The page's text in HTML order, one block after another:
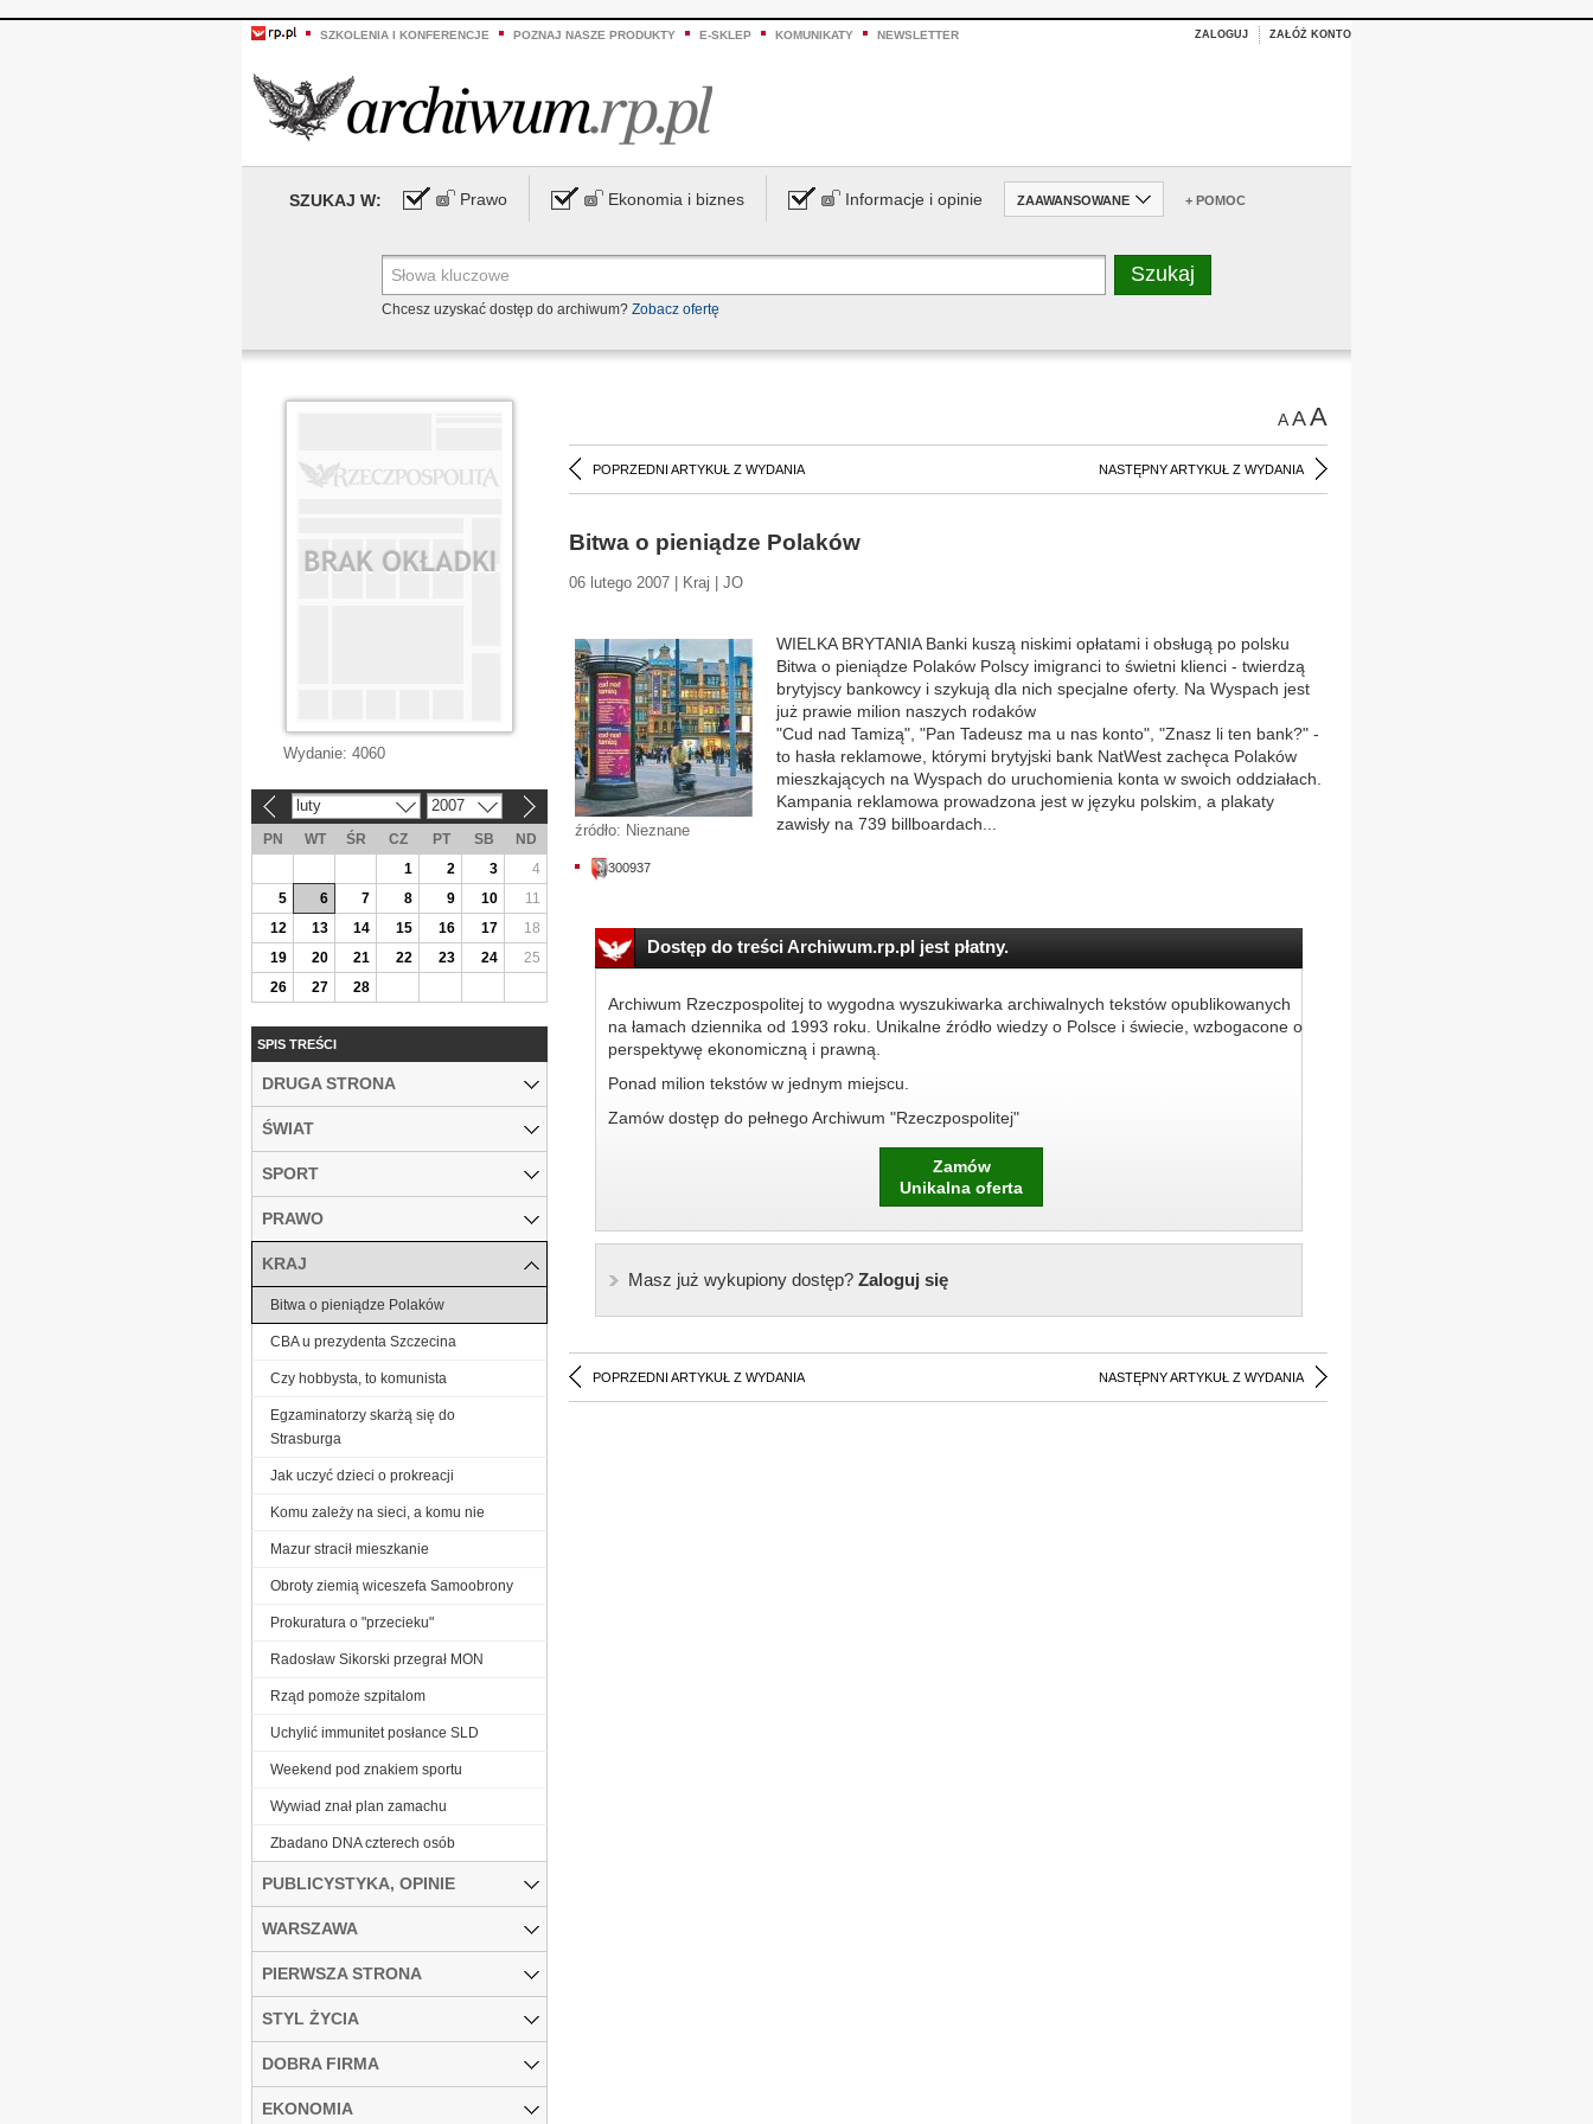
SZKOLENIA I KONFERENCJE POZNAJ NASZE PRODUKTY E-SKLEP KOMUNIKATY NEWSLETTER ZALOGUJ ZAŁÓŻ KONTO
SZUKAJ W: Prawo Ekonomia i biznes Informacje i opinie ZAAWANSOWANE + POMOC
Chcesz uzyskać dostęp do archiwum? Zobacz ofertę
AAA
POPRZEDNI ARTYKUŁ Z WYDANIA NASTĘPNY ARTYKUŁ Z WYDANIA
Bitwa o pieniądze Polaków
06 lutego 2007 | Kraj | JO
źródło: Nieznane
300937
WIELKA BRYTANIA Banki kuszą niskimi opłatami i obsługą po polsku
Bitwa o pieniądze Polaków Polscy imigranci to świetni klienci - twierdzą
brytyjscy bankowcy i szykują dla nich specjalne oferty. Na Wyspach jest
już prawie milion naszych rodaków
"Cud nad Tamizą", "Pan Tadeusz ma u nas konto", "Znasz li ten bank?" -
to hasła reklamowe, którymi brytyjski bank NatWest zachęca Polaków
mieszkających na Wyspach do uruchomienia konta w swoich oddziałach.
Kampania reklamowa prowadzona jest w języku polskim, a plakaty
zawisły na 739 billboardach...
Dostęp do treści Archiwum.rp.pl jest płatny.
Archiwum Rzeczpospolitej to wygodna wyszukiwarka archiwalnych tekstów opublikowanych
na łamach dziennika od 1993 roku. Unikalne źródło wiedzy o Polsce i świecie, wzbogacone o
perspektywę ekonomiczną i prawną.
Ponad milion tekstów w jednym miejscu.
Zamów dostęp do pełnego Archiwum "Rzeczpospolitej"
Zamów
Unikalna oferta
Masz już wykupiony dostęp?Zaloguj się
POPRZEDNI ARTYKUŁ Z WYDANIA NASTĘPNY ARTYKUŁ Z WYDANIA
Wydanie: 4060
luty 2007
PN WT ŚR CZ PT SB
ND
1
2 3
4
5
6 7 8 9 10
11
12
13 14 15 16 17
18
19
20 21 22 23 24
25
26
27 28
SPIS TREŚCI
DRUGA STRONA
ŚWIAT
SPORT
PRAWO
KRAJ
Bitwa o pieniądze Polaków
CBA u prezydenta Szczecina
Czy hobbysta, to komunista
Egzaminatorzy skarżą się do
Strasburga
Jak uczyć dzieci o prokreacji
Komu zależy na sieci, a komu nie
Mazur stracił mieszkanie
Obroty ziemią wiceszefa Samoobrony
Prokuratura o "przecieku"
Radosław Sikorski przegrał MON
Rząd pomoże szpitalom
Uchylić immunitet posłance SLD
Weekend pod znakiem sportu
Wywiad znał plan zamachu
Zbadano DNA czterech osób
PUBLICYSTYKA, OPINIE
WARSZAWA
PIERWSZA STRONA
STYL ŻYCIA
DOBRA FIRMA
EKONOMIA